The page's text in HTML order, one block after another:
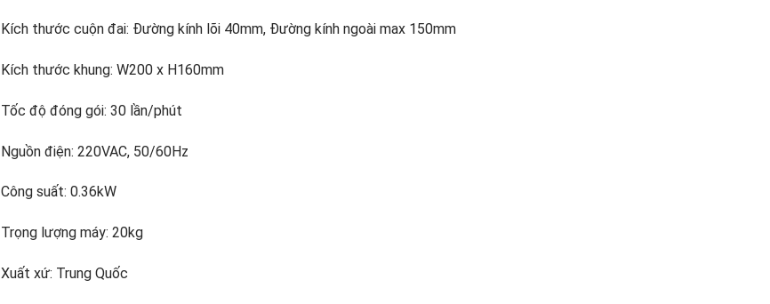
Kích thước cuộn đai: Đường kính lõi 40mm, Đường kính ngoài max 150mm
Kích thước khung: W200 x H160mm
Tốc độ đóng gói: 30 lần/phút
Nguồn điện: 220VAC, 50/60Hz
Công suất: 0.36kW
Trọng lượng máy: 20kg
Xuất xứ: Trung Quốc